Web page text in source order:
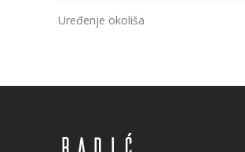
Uređenje okoliša